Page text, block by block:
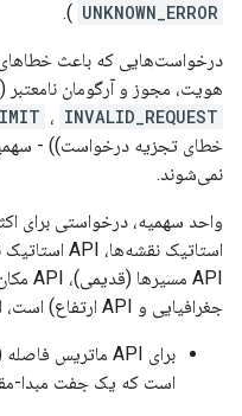
UNKNOWN_ERROR
).
درخواست‌هایی که باعث
هویت، مجوز و آرگومان نامعتبر (
، INVALID_REQUEST
خطای تجزیه درخواست)) -
نمی‌شوند.
جغرافیایی و API ارتفاع) است، اما استثنائاتی نیز وجود دارد:
است که یک جفت مبدا-